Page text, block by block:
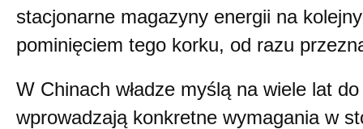
stacjonarne magazyny energii na
pominięciem tego korku, od razu
W Chinach władze myślą na wiele lat
wprowadzają konkretne wymagania w